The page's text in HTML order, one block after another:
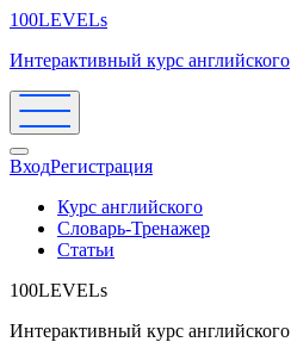
100LEVELs
Интерактивный курс английского
ВходРегистрация
Курс английского
Словарь-Тренажер
Статьи
100LEVELs
Интерактивный курс английского